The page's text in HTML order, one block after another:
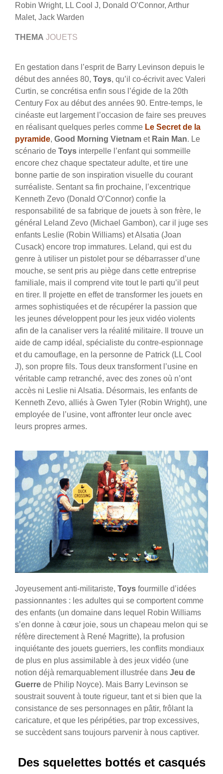
Robin Wright, LL Cool J, Donald O’Connor, Arthur
Malet, Jack Warden
THEMA JOUETS
En gestation dans l’esprit de Barry Levinson depuis le
début des années 80, Toys, qu’il co-écrivit avec Valeri
Curtin, se concrétisa enfin sous l’égide de la 20th
Century Fox au début des années 90. Entre-temps, le
cinéaste eut largement l’occasion de faire ses preuves
en réalisant quelques perles comme Le Secret de la
pyramide, Good Morning Vietnam et Rain Man. Le
scénario de Toys interpelle l’enfant qui sommeille
encore chez chaque spectateur adulte, et tire une
bonne partie de son inspiration visuelle du courant
surréaliste. Sentant sa fin prochaine, l’excentrique
Kenneth Zevo (Donald O’Connor) confie la
responsabilité de sa fabrique de jouets à son frère, le
général Leland Zevo (Michael Gambon), car il juge ses
enfants Leslie (Robin Williams) et Alsatia (Joan
Cusack) encore trop immatures. Leland, qui est du
genre à utiliser un pistolet pour se débarrasser d’une
mouche, se sent pris au piège dans cette entreprise
familiale, mais il comprend vite tout le parti qu’il peut
en tirer. Il projette en effet de transformer les jouets en
armes sophistiquées et de récupérer la passion que
les jeunes développent pour les jeux vidéo violents
afin de la canaliser vers la réalité militaire. Il trouve un
aide de camp idéal, spécialiste du contre-espionnage
et du camouflage, en la personne de Patrick (LL Cool
J), son propre fils. Tous deux transforment l’usine en
véritable camp retranché, avec des zones où n’ont
accès ni Leslie ni Alsatia. Désormais, les enfants de
Kenneth Zevo, alliés à Gwen Tyler (Robin Wright), une
employée de l’usine, vont affronter leur oncle avec
leurs propres armes.
Joyeusement anti-militariste, Toys fourmille d’idées
passionnantes : les adultes qui se comportent comme
des enfants (un domaine dans lequel Robin Williams
s’en donne à cœur joie, sous un chapeau melon qui se
réfère directement à René Magritte), la profusion
inquiétante des jouets guerriers, les conflits mondiaux
de plus en plus assimilable à des jeux vidéo (une
notion déjà remarquablement illustrée dans Jeu de
Guerre de Philip Noyce). Mais Barry Levinson se
soustrait souvent à toute rigueur, tant et si bien que la
consistance de ses personnages en pâtir, frôlant la
caricature, et que les péripéties, par trop excessives,
se succèdent sans toujours parvenir à nous captiver.
Des squelettes bottés et casqués